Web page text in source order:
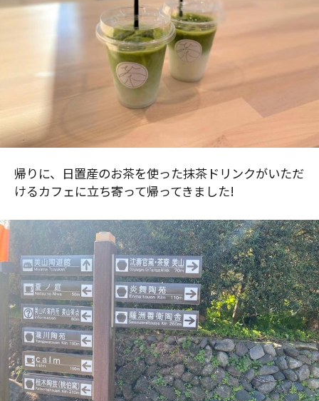
帰りに、日置産のお茶を使った抹茶ドリンクがいただ
けるカフェに立ち寄って帰ってきました!